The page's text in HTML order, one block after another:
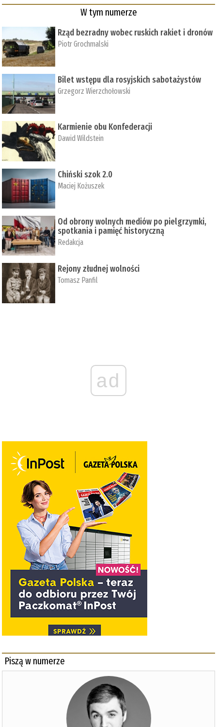
W tym numerze
Rząd bezradny wobec ruskich rakiet i dronów
Piotr Grochmalski
Bilet wstępu dla rosyjskich sabotażystów
Grzegorz Wierzchołowski
Karmienie obu Konfederacji
Dawid Wildstein
Chiński szok 2.0
Maciej Kożuszek
Od obrony wolnych mediów po pielgrzymki,
spotkania i pamięć historyczną
Redakcja
Rejony złudnej wolności
Tomasz Panfil
ad
Piszą w numerze